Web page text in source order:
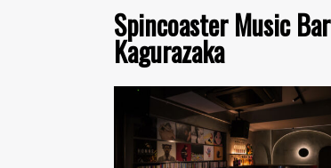
Spincoaster Music Bar
Kagurazaka